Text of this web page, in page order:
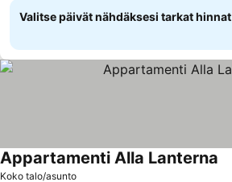
Valitse päivät nähdäksesi tarkat hinnat
Koko talo/asunto
Appartamenti Alla Lanterna